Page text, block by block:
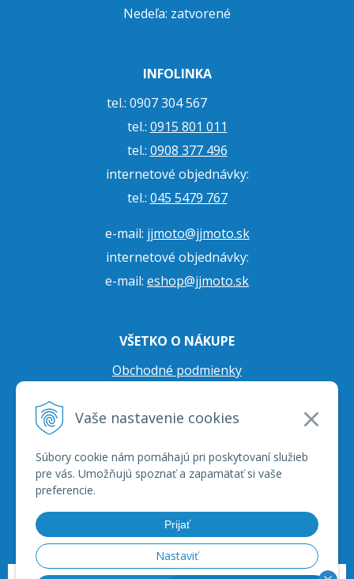
Vaše nastavenie cookies
Súbory cookie nám pomáhajú pri poskytovaní služieb
pre vás. Umožňujú spoznať a zapamätať si vaše
preferencie.
Prijať
Nastaviť
Nedeľa: zatvorené
INFOLINKA
tel.: 0907 304 567
tel.: 0915 801 011
tel.: 0908 377 496
internetové objednávky:
tel.: 045 5479 767
e-mail: jjmoto@jjmoto.sk
internetové objednávky:
e-mail: eshop@jjmoto.sk
VŠETKO O NÁKUPE
Obchodné podmienky
Prepravné podmienky